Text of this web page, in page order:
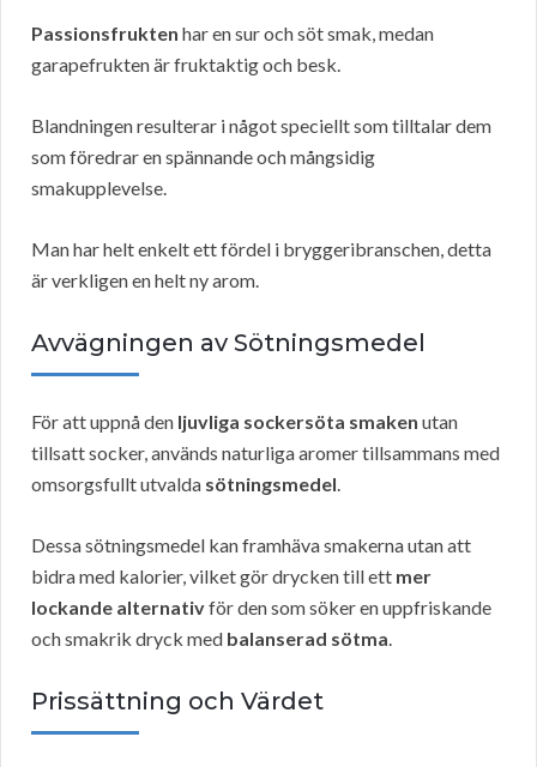
Passionsfrukten har en sur och söt smak, medan
garapefrukten är fruktaktig och besk.
Blandningen resulterar i något speciellt som tilltalar dem
som föredrar en spännande och mångsidig
smakupplevelse.
Man har helt enkelt ett fördel i bryggeribranschen, detta
är verkligen en helt ny arom.
Avvägningen av Sötningsmedel
För att uppnå den ljuvliga sockersöta smaken utan
tillsatt socker, används naturliga aromer tillsammans med
omsorgsfullt utvalda sötningsmedel.
Dessa sötningsmedel kan framhäva smakerna utan att
bidra med kalorier, vilket gör drycken till ett mer
lockande alternativför den som söker en uppfriskande
och smakrik dryck med balanserad sötma.
Prissättning och Värdet